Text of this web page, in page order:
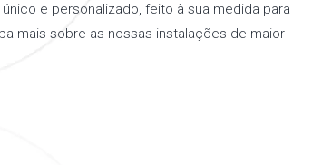
e personalizado, feito à sua medida para
mais sobre as nossas instalações de maior